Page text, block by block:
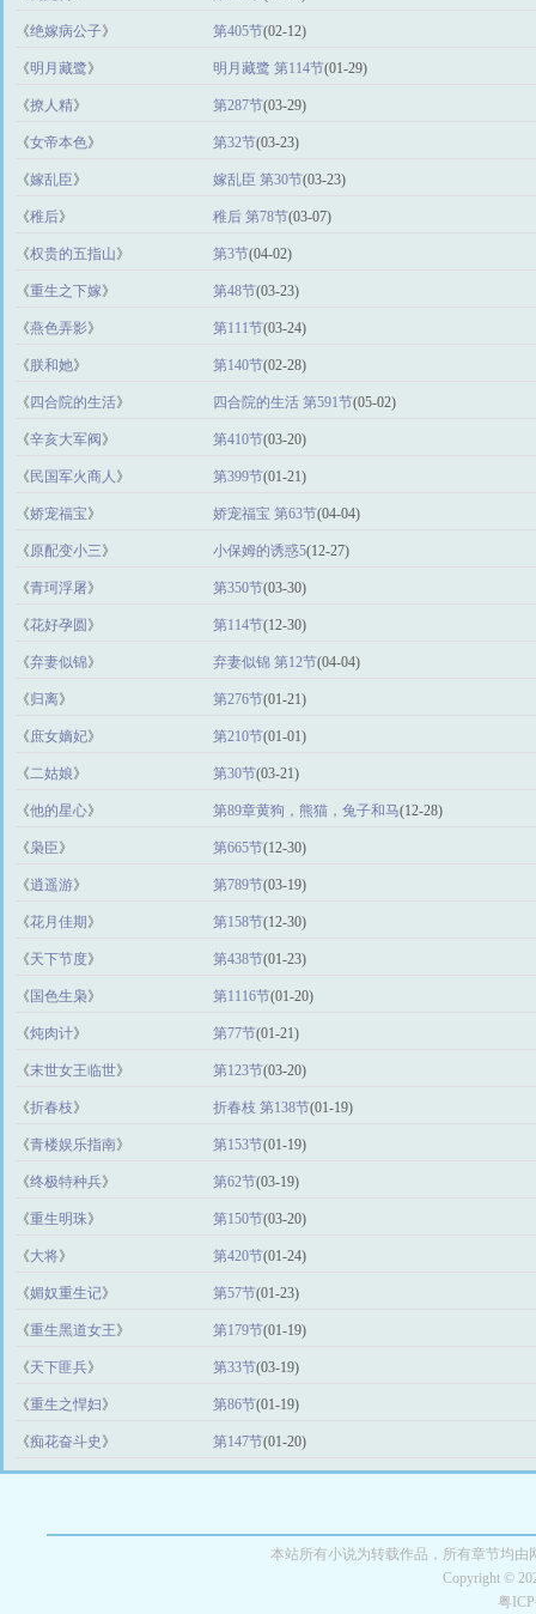
《绝嫁病公子》 第405节(02-12)
《明月藏鹭》 明月藏鹭 第114节(01-29)
《撩人精》 第287节(03-29)
《女帝本色》 第32节(03-23)
《嫁乱臣》 嫁乱臣 第30节(03-23)
《稚后》 稚后 第78节(03-07)
《权贵的五指山》 第3节(04-02)
《重生之下嫁》 第48节(03-23)
《燕色弄影》 第111节(03-24)
《朕和她》 第140节(02-28)
《 四合院的生活》 四合院的生活 第591节(05-02)
《辛亥大军阀 》 第410节(03-20)
《 民国军火商人 》 第399节(01-21)
《娇宠福宝》 娇宠福宝 第63节(04-04)
《原配变小三》 小保姆的诱惑5(12-27)
《青珂浮屠》 第350节(03-30)
《花好孕圆 》 第114节(12-30)
《弃妻似锦》 弃妻似锦 第12节(04-04)
《归离》 第276节(01-21)
《庶女嫡妃》 第210节(01-01)
《二姑娘》 第30节(03-21)
《他的星心》 第89章黄狗，熊猫，兔子和马(12-28)
《枭臣》 第665节(12-30)
《逍遥游》 第789节(03-19)
《花月佳期 》 第158节(12-30)
《天下节度》 第438节(01-23)
《 国色生枭》 第1116节(01-20)
《炖肉计》 第77节(01-21)
《末世女王临世》 第123节(03-20)
《折春枝》 折春枝 第138节(01-19)
《青楼娱乐指南》 第153节(01-19)
《终极特种兵》 第62节(03-19)
《重生明珠》 第150节(03-20)
《大将》 第420节(01-24)
《媚奴重生记》 第57节(01-23)
《重生黑道女王》 第179节(01-19)
《天下匪兵》 第33节(03-19)
《重生之悍妇》 第86节(01-19)
《痴花奋斗史 》 第147节(01-20)
本站所有小说为转载作品，所有章节均
Copyright ©
粤